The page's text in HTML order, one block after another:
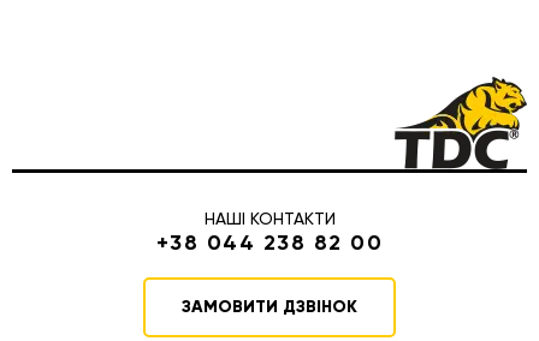
НАШІ КОНТАКТИ
+38 044 238 82 00
ЗАМОВИТИ ДЗВІНОК